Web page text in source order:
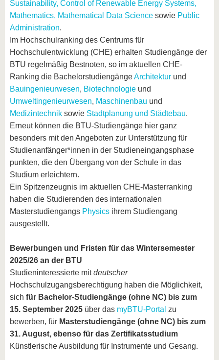
Sustainability, Control of Renewable Energy Systems,
Mathematics, Mathematical Data Science sowie Public
Administration.
Im Hochschulranking des Centrums für
Hochschulentwicklung (CHE) erhalten Studiengänge der
BTU regelmäßig Bestnoten, so im aktuellen CHE-
Ranking die BachelorstudiengängeArchitektur und
Bauingenieurwesen, Biotechnologie und
Umweltingenieurwesen, Maschinenbau und
Medizintechnik sowie Stadtplanung und Städtebau.
Erneut können die BTU-Studiengänge hier ganz
besonders mit den Angeboten zur Unterstützung für
Studienanfänger*innen in der Studieneingangsphase
punkten, die den Übergang von der Schule in das
Studium erleichtern.
Ein Spitzenzeugnis im aktuellen CHE-Masterranking
haben die Studierenden des internationalen
Masterstudiengangs Physics ihrem Studiengang
ausgestellt.
Bewerbungen und Fristen für das Wintersemester
2025/26 an der BTU
Studieninteressierte mitdeutscher
Hochschulzugangsberechtigung haben die Möglichkeit,
sich für Bachelor-Studiengänge (ohne NC) bis zum
15. September 2025 über das myBTU-Portal zu
bewerben, für Masterstudiengänge (ohne NC) bis zum
31. August, ebenso für das Zertifikatsstudium
Künstlerische Ausbildung für Instrumente und Gesang.